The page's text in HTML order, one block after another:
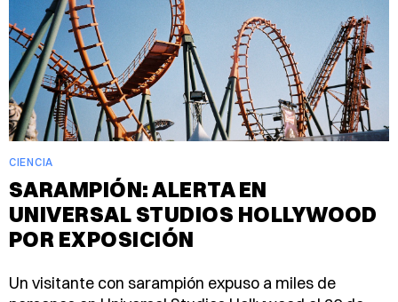
CIENCIA
SARAMPIÓN: ALERTA EN
UNIVERSAL STUDIOS HOLLYWOOD
POR EXPOSICIÓN
Un visitante con sarampión expuso a miles de